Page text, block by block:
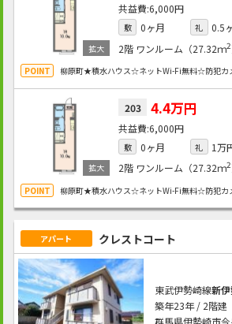
6,000円
敷 0ヶ月 礼
0.5
2階 ワンルーム（27.32ｍ2
柳原町★積水ハウス☆ネットWi-Fi無料☆防犯カ
203 4.4万円
6,000円
敷 0ヶ月 礼
1万
2階 ワンルーム（27.32ｍ2
柳原町★積水ハウス☆ネットWi-Fi無料☆防犯カ
アパート クレストコート
東武伊勢崎線新
築年23年 / 2階建
群馬県伊勢崎市